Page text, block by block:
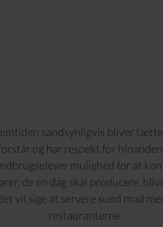
sandsynligvis bliver
og har respekt for
mulighed for at
de en dag skal producere,
vil sige at servere sund mad
restauranterne.